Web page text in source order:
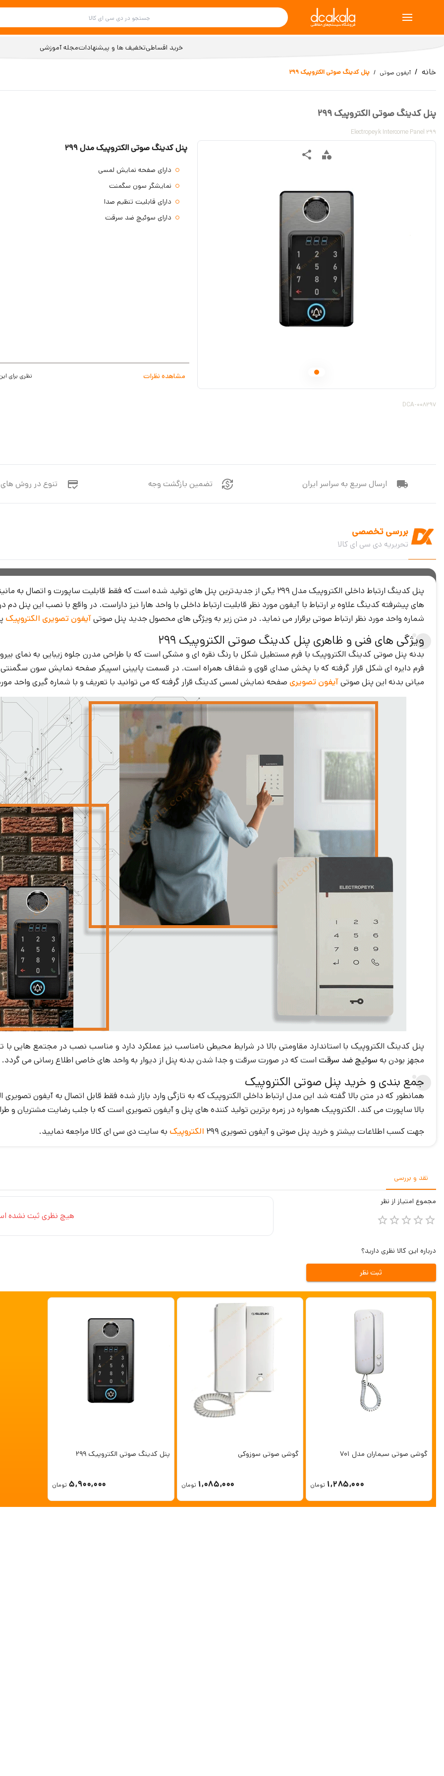
خرید اقساطیتخفیف ها و پیشنهاداتمجله آموزشی
خانه آیفون صوتی پنل کدینگ صوتی الکتروپیک 299
پنل کدینگ صوتی الکتروپیک 299
Electropeyk Intercome Panel 299
پنل کدینگ صوتی الکتروپیک مدل 299
دارای صفحه نمایش لمسی
نمایشگر سون سگمنت
دارای قابلیت تنظیم صدا
دارای سوئیچ ضد سرقت
مشاهده نظرات نظری برای
DCA-008297
ارسال سریع به سراسر ایران تضمین بازگشت وجه تنوع در روش
بررسی تخصصی
تحریریه دی سی ای کالا
های پیشرفته کدینگ علاوه بر ارتباط با آیفون مورد نظر قابلیت ارتباط داخلی با واحد هارا نیز داراست. در واقع با نصب این پنل دم
شماره واحد مورد نظر ارتباط صوتی برقرار می نماید. در متن زیر به ویژگی های محصول جدید پنل صوتیآیفون تصویری الکتروپیک
ویژگی های فنی و ظاهری پنل کدینگ صوتی الکتروپیک 299
بدنه پنل صوتی کدینگ الکتروپیک با فرم مستطیل شکل با رنگ نقره ای و مشکی است که با طراحی مدرن جلوه زیبایی به نمای
فرم دایره ای شکل قرار گرفته که با پخش صدای قوی و شفاف همراه است. در قسمت پایینی اسپیکر صفحه نمایش سون
میانی بدنه این پنل صوتیآیفون تصویری صفحه نمایش لمسی کدینگ قرار گرفته که می توانید با تعریف و با شماره گیری واحد مورد
مجهز بودن به سوئیچ ضد سرقت است که در صورت سرقت و جدا شدن بدنه پنل از دیوار به واحد های خاصی اطلاع رسانی می گردد.
جمع بندی و خرید پنل صوتی الکتروپیک
بالا ساپورت می کند. الکتروپیک همواره در زمره برترین تولید کننده های پنل و آیفون تصویری است که با جلب رضایت مشتریان و
جهت کسب اطلاعات بیشتر و خرید پنل صوتی و آیفون تصویری 299
الکتروپیک به سایت دی سی ای کالا مراجعه نمایید.
نقد و بررسی
مجموع امتیاز از نظر
درباره این کالا نظری دارید؟
ثبت نظر
هیچ نظری ثبت نشده
گوشی صوتی سیماران مدل 701
1,285,000 تومان
گوشی صوتی سوزوکی
1,085,000 تومان
پنل کدینگ صوتی الکتروپیک 299
5,900,000 تومان